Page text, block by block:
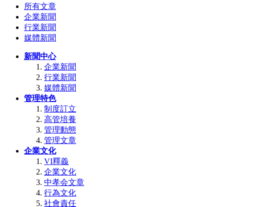
所有文章
企業新聞
行業新聞
媒體新聞
新聞中心
企業新聞
行業新聞
媒體新聞
管理特色
制度訂立
高管培養
管理動態
管理文章
企業文化
VI釋義
企業文化
中孝会文章
行為文化
社會責任